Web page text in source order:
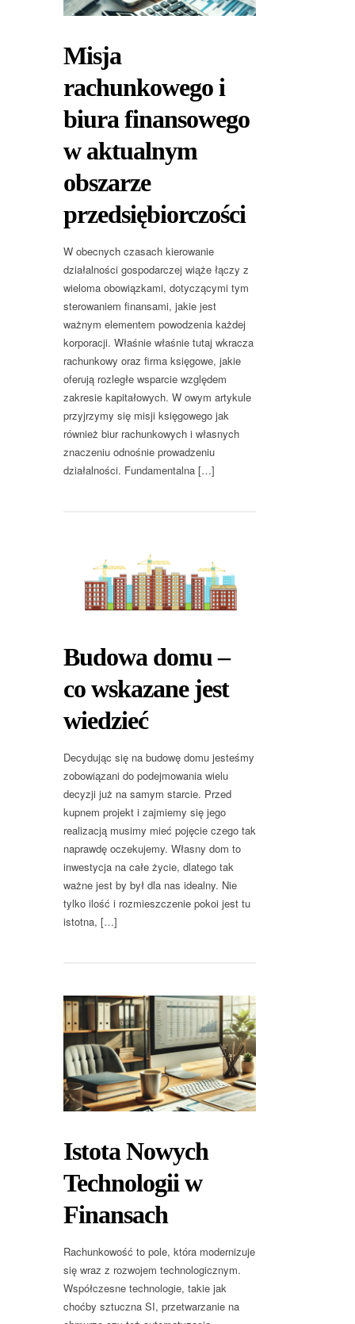
Misja
rachunkowego i
biura finansowego
w aktualnym
obszarze
przedsiębiorczości
W obecnych czasach kierowanie
działalności gospodarczej wiąże łączy z
wieloma obowiązkami, dotyczącymi tym
sterowaniem finansami, jakie jest
ważnym elementem powodzenia każdej
korporacji. Właśnie właśnie tutaj wkracza
rachunkowy oraz firma księgowe, jakie
oferują rozległe wsparcie względem
zakresie kapitałowych. W owym artykule
przyjrzymy się misji księgowego jak
również biur rachunkowych i własnych
znaczeniu odnośnie prowadzeniu
działalności. Fundamentalna […]
Budowa domu –
co wskazane jest
wiedzieć
Decydując się na budowę domu jesteśmy
zobowiązani do podejmowania wielu
decyzji już na samym starcie. Przed
kupnem projekt i zajmiemy się jego
realizacją musimy mieć pojęcie czego tak
naprawdę oczekujemy. Własny dom to
inwestycja na całe życie, dlatego tak
ważne jest by był dla nas idealny. Nie
tylko ilość i rozmieszczenie pokoi jest tu
istotna, […]
Istota Nowych
Technologii w
Finansach
Rachunkowość to pole, która modernizuje
się wraz z rozwojem technologicznym.
Współczesne technologie, takie jak
choćby sztuczna SI, przetwarzanie na